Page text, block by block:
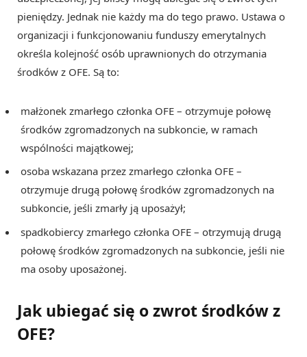
pieniędzy. Jednak nie każdy ma do tego prawo. Ustawa o
organizacji i funkcjonowaniu funduszy emerytalnych
określa kolejność osób uprawnionych do otrzymania
środków z OFE. Są to:
małżonek zmarłego członka OFE – otrzymuje połowę
środków zgromadzonych na subkoncie, w ramach
wspólności majątkowej;
osoba wskazana przez zmarłego członka OFE –
otrzymuje drugą połowę środków zgromadzonych na
subkoncie, jeśli zmarły ją uposażył;
spadkobiercy zmarłego członka OFE – otrzymują drugą
połowę środków zgromadzonych na subkoncie, jeśli nie
ma osoby uposażonej.
Jak ubiegać się o zwrot środków z
OFE?